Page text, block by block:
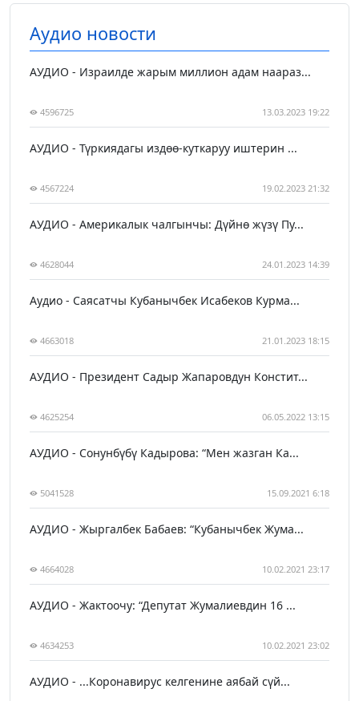
Аудио новости
АУДИО - Израилде жарым миллион адам наараз...
4596725 13.03.2023 19:22
АУДИО - Түркиядагы издөө-куткаруу иштерин ...
4567224 19.02.2023 21:32
АУДИО - Америкалык чалгынчы: Дүйнө жүзү Пу...
4628044 24.01.2023 14:39
Аудио - Саясатчы Кубанычбек Исабеков Курма...
4663018 21.01.2023 18:15
АУДИО - Президент Садыр Жапаровдун Констит...
4625254 06.05.2022 13:15
АУДИО - Сонунбүбү Кадырова: “Мен жазган Ка...
5041528 15.09.2021 6:18
АУДИО - Жыргалбек Бабаев: “Кубанычбек Жума...
4664028 10.02.2021 23:17
АУДИО - Жактоочу: “Депутат Жумалиевдин 16 ...
4634253 10.02.2021 23:02
АУДИО - ...Коронавирус келгенине аябай сүй...